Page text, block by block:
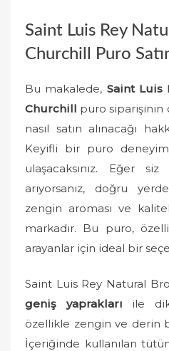
n
Saint Luis Rey
Churchill Puro
Bu makalede, Saint Luis
Churchill puro siparişinin
nasıl satın alınacağı
Keyifli bir puro
ulaşacaksınız. Eğer
arıyorsanız, doğru
zengin aroması ve
markadır. Bu puro,
arayanlar için ideal bir
Saint Luis Rey Natural
geniş yaprakları ile
özellikle zengin ve derin
İçeriğinde kullanılan